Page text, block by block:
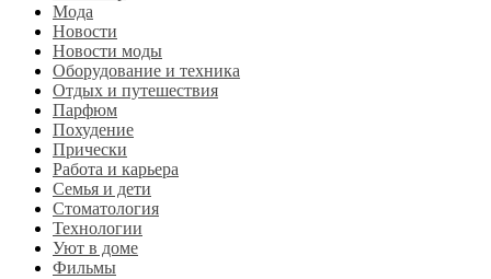
Мода
Новости
Новости моды
Оборудование и техника
Отдых и путешествия
Парфюм
Похудение
Прически
Работа и карьера
Семья и дети
Стоматология
Технологии
Уют в доме
Фильмы